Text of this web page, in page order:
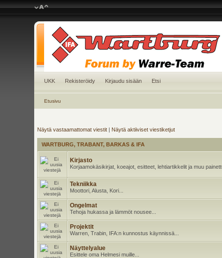
UKK Rekisteröidy Kirjaudu sisään Etsi
Etusivu
Näytä vastaamattomat viestit| Näytä aktiiviset viestiketjut
WARTBURG, TRABANT, BARKAS & IFA
Kirjasto
Korjaamokäsikirjat, koeajot, esitteet, lehtiartikkelit ja muu
Tekniikka
Moottori, Alusta, Kori...
Ongelmat
Tehoja hukassa ja lämmöt nousee...
Projektit
Warren, Trabin, IFA:n kunnostus käynnissä...
Näyttelyalue
Esittele oma Helmesi muille...